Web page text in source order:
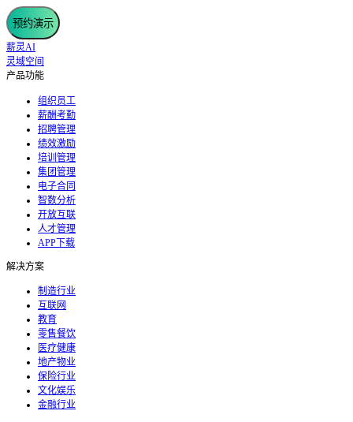
预约演示
薪灵AI
灵域空间
产品功能
组织员工
薪酬考勤
招聘管理
绩效激励
培训管理
集团管理
电子合同
智数分析
开放互联
人才管理
APP下载
解决方案
制造行业
互联网
教育
零售餐饮
医疗健康
地产物业
保险行业
文化娱乐
金融行业